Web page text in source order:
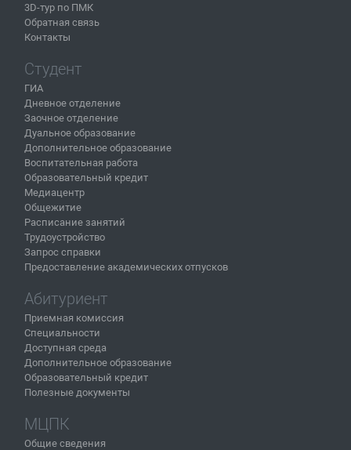
3D-тур по ПМК
Обратная связь
Контакты
Студент
ГИА
Дневное отделение
Заочное отделение
Дуальное образование
Дополнительное образование
Воспитательная работа
Образовательный кредит
Медиацентр
Общежитие
Расписание занятий
Трудоустройство
Запрос справки
Предоставление академических отпусков
Абитуриент
Приемная комиссия
Специальности
Доступная среда
Дополнительное образование
Образовательный кредит
Полезные документы
МЦПК
Общие сведения